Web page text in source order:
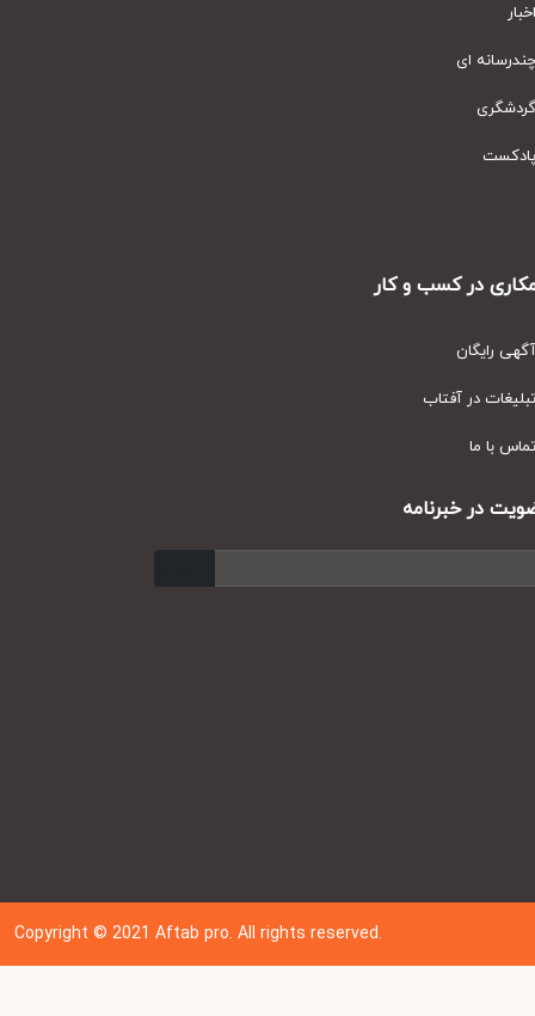
ای
در کسب و کار
رایگان
در آفتاب
با ما
در خبرنامه
Copyright © 202 1Aftab pro. All rights reserved.